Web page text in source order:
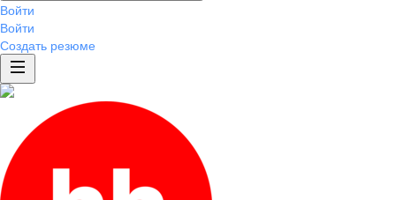
Войти
Войти
Создать резюме